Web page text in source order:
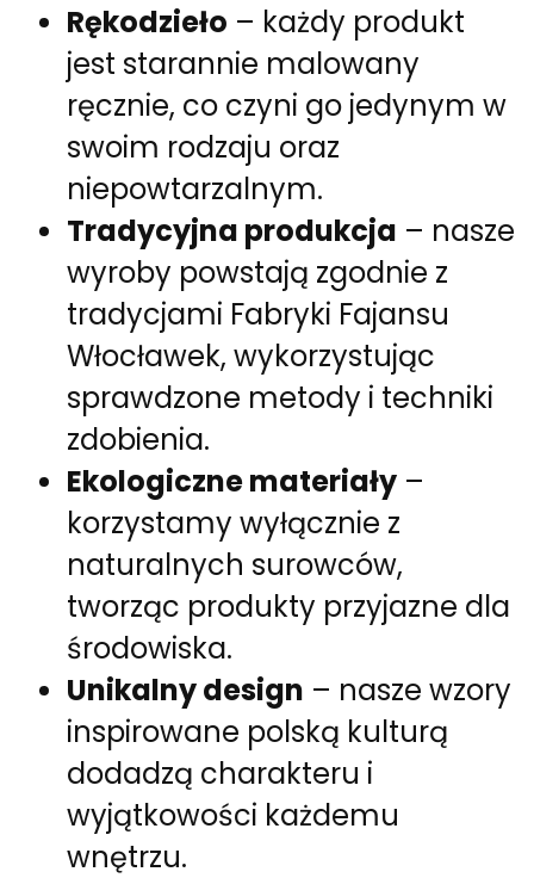
Rękodzieło – każdy produkt
jest starannie malowany
ręcznie, co czyni go jedynym w
swoim rodzaju oraz
niepowtarzalnym.
Tradycyjna produkcja – nasze
wyroby powstają zgodnie z
tradycjami Fabryki Fajansu
Włocławek, wykorzystując
sprawdzone metody i techniki
zdobienia.
Ekologiczne materiały –
korzystamy wyłącznie z
naturalnych surowców,
tworząc produkty przyjazne dla
środowiska.
Unikalny design – nasze wzory
inspirowane polską kulturą
dodadzą charakteru i
wyjątkowości każdemu
wnętrzu.